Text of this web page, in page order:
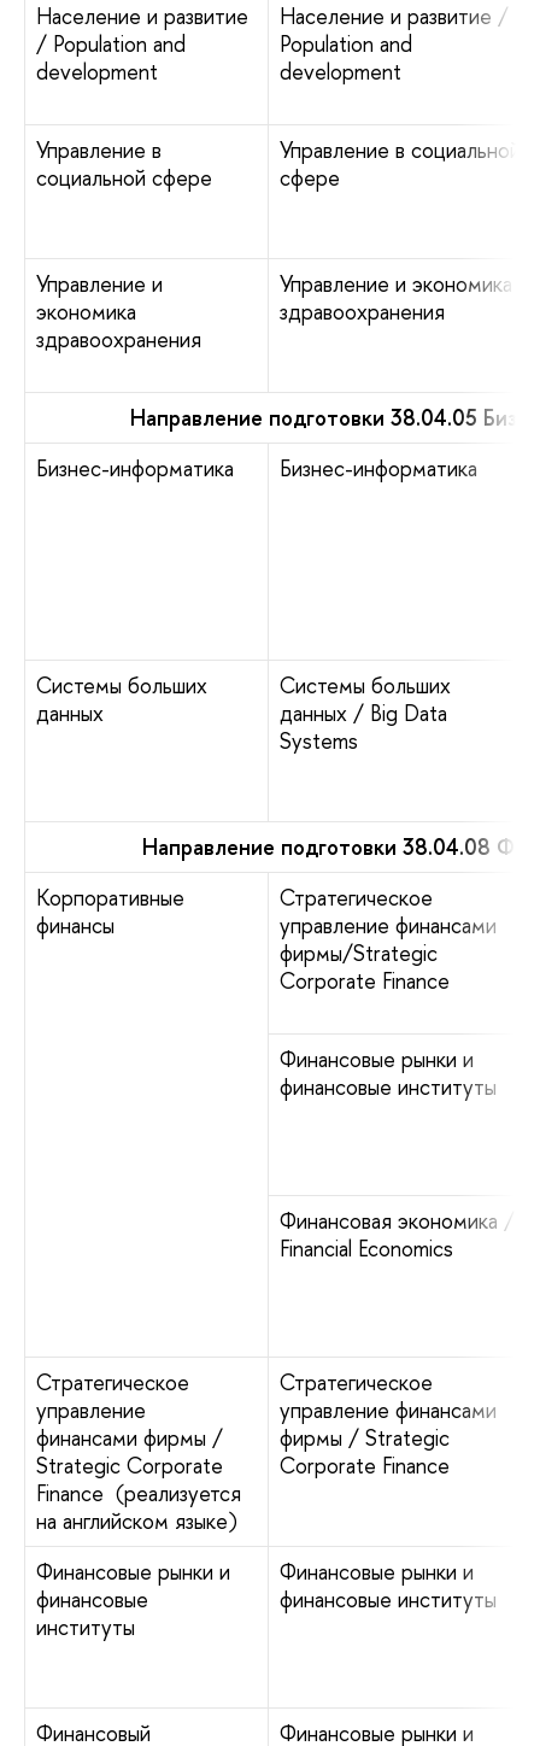
Население и развитие
/ Population and
development
Население и развитие /
Population and
development
Управление в
социальной сфере
Управление в социальной
сфере
Управление и
экономика
здравоохранения
Управление и экономика
здравоохранения
Направление подготовки 38.04.05
Бизнес-информатика
Бизнес-информатика
Системы больших
данных
Системы больших
данных / Big Data
Systems
Направление подготовки 38.04.08
Корпоративные
финансы
Стратегическое
управление финансами
фирмы/Strategic
Corporate Finance
Финансовые рынки и
финансовые институты
Финансовая экономика /
Financial Economics
Стратегическое
управление
финансами фирмы /
Strategic Corporate
Finance (реализуется
на английском языке)
Стратегическое
управление финансами
фирмы / Strategic
Corporate Finance
Финансовые рынки и
финансовые
институты
Финансовые рынки и
финансовые институты
Финансовый Финансовые рынки и